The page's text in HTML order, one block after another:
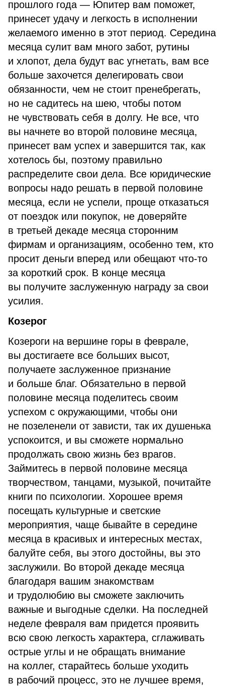
прошлого года — Юпитер вам поможет,
принесет удачу и легкость в исполнении
желаемого именно в этот период. Середина
месяца сулит вам много забот, рутины
и хлопот, дела будут вас угнетать, вам все
больше захочется делегировать свои
обязанности, чем не стоит пренебрегать,
но не садитесь на шею, чтобы потом
не чувствовать себя в долгу. Не все, что
вы начнете во второй половине месяца,
принесет вам успех и завершится так, как
хотелось бы, поэтому правильно
распределите свои дела. Все юридические
вопросы надо решать в первой половине
месяца, если не успели, проще отказаться
от поездок или покупок, не доверяйте
в третьей декаде месяца сторонним
фирмам и организациям, особенно тем, кто
просит деньги вперед или обещают что-то
за короткий срок. В конце месяца
вы получите заслуженную награду за свои
усилия.
Козерог
Козероги на вершине горы в феврале,
вы достигаете все больших высот,
получаете заслуженное признание
и больше благ. Обязательно в первой
половине месяца поделитесь своим
успехом с окружающими, чтобы они
не позеленели от зависти, так их душенька
успокоится, и вы сможете нормально
продолжать свою жизнь без врагов.
Займитесь в первой половине месяца
творчеством, танцами, музыкой, почитайте
книги по психологии. Хорошее время
посещать культурные и светские
мероприятия, чаще бывайте в середине
месяца в красивых и интересных местах,
балуйте себя, вы этого достойны, вы это
заслужили. Во второй декаде месяца
благодаря вашим знакомствам
и трудолюбию вы сможете заключить
важные и выгодные сделки. На последней
неделе февраля вам придется проявить
всю свою легкость характера, сглаживать
острые углы и не обращать внимание
на коллег, старайтесь больше уходить
в рабочий процесс, это не лучшее время,